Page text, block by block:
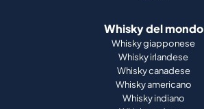
Whisky del mondo
Whisky giapponese
Whisky irlandese
Whisky canadese
Whisky americano
Whisky indiano